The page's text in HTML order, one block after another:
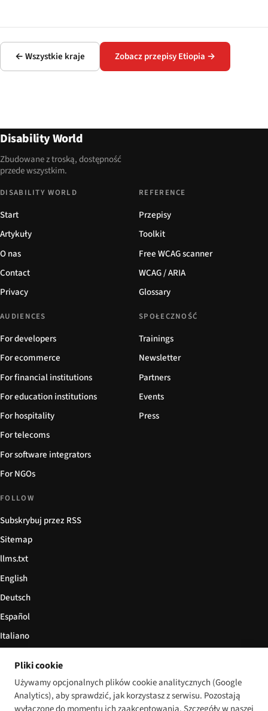
← Wszystkie kraje Zobacz przepisy Etiopia →
Disability World
Zbudowane z troską, dostępność
przede wszystkim.
DISABILITY WORLD
Start
Artykuły
O nas
Contact
Privacy
REFERENCE
Przepisy
Toolkit
Free WCAG scanner
WCAG / ARIA
Glossary
AUDIENCES
For developers
For ecommerce
For financial institutions
For education institutions
For hospitality
For telecoms
For software integrators
For NGOs
SPOŁECZNOŚĆ
Trainings
Newsletter
Partners
Events
Press
FOLLOW
Subskrybuj przez RSS
Sitemap
llms.txt
English
Deutsch
Español
Italiano
Pliki cookie
Używamy opcjonalnych plików cookie analitycznych (Google
Analytics), aby sprawdzić, jak korzystasz z serwisu. Pozostają